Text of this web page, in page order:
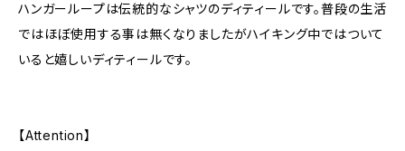
ハンガーループは伝統的なシャツのディティールです。普段の生活
ではほぼ使用する事は無くなりましたがハイキング中ではついて
いると嬉しいディティールです。
【Attention】